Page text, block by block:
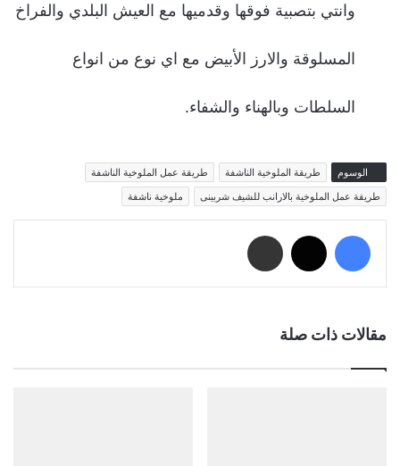
وانتي بتصبية فوقها وقدميها مع العيش البلدي والفراخ
المسلوقة والارز الأبيض مع اي نوع من انواع
السلطات وبالهناء والشفاء.
الوسوم طريقة الملوخية الناشفة
طريقة عمل الملوخية الناشفة
طريقة عمل الملوخية بالارانب للشيف شربينى
ملوخية ناشفة
فيسبوك
مقالات ذات صلة